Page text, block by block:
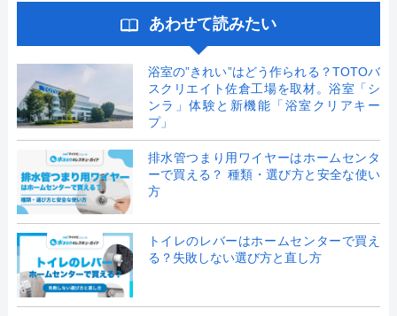
あわせて読みたい
浴室の”きれい”はどう作られる？TOTOバ
スクリエイト佐倉工場を取材。浴室「シ
ンラ」体験と新機能「浴室クリアキー
プ」
排水管つまり用ワイヤーはホームセンタ
ーで買える？ 種類・選び方と安全な使い
方
トイレのレバーはホームセンターで買え
る？失敗しない選び方と直し方